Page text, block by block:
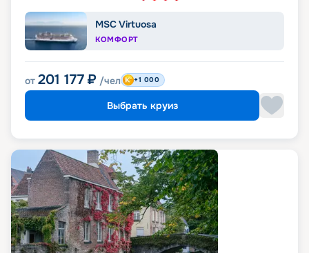
MSC Virtuosa
КОМФОРТ
от 201 177 ₽ /чел +1 000
Выбрать круиз